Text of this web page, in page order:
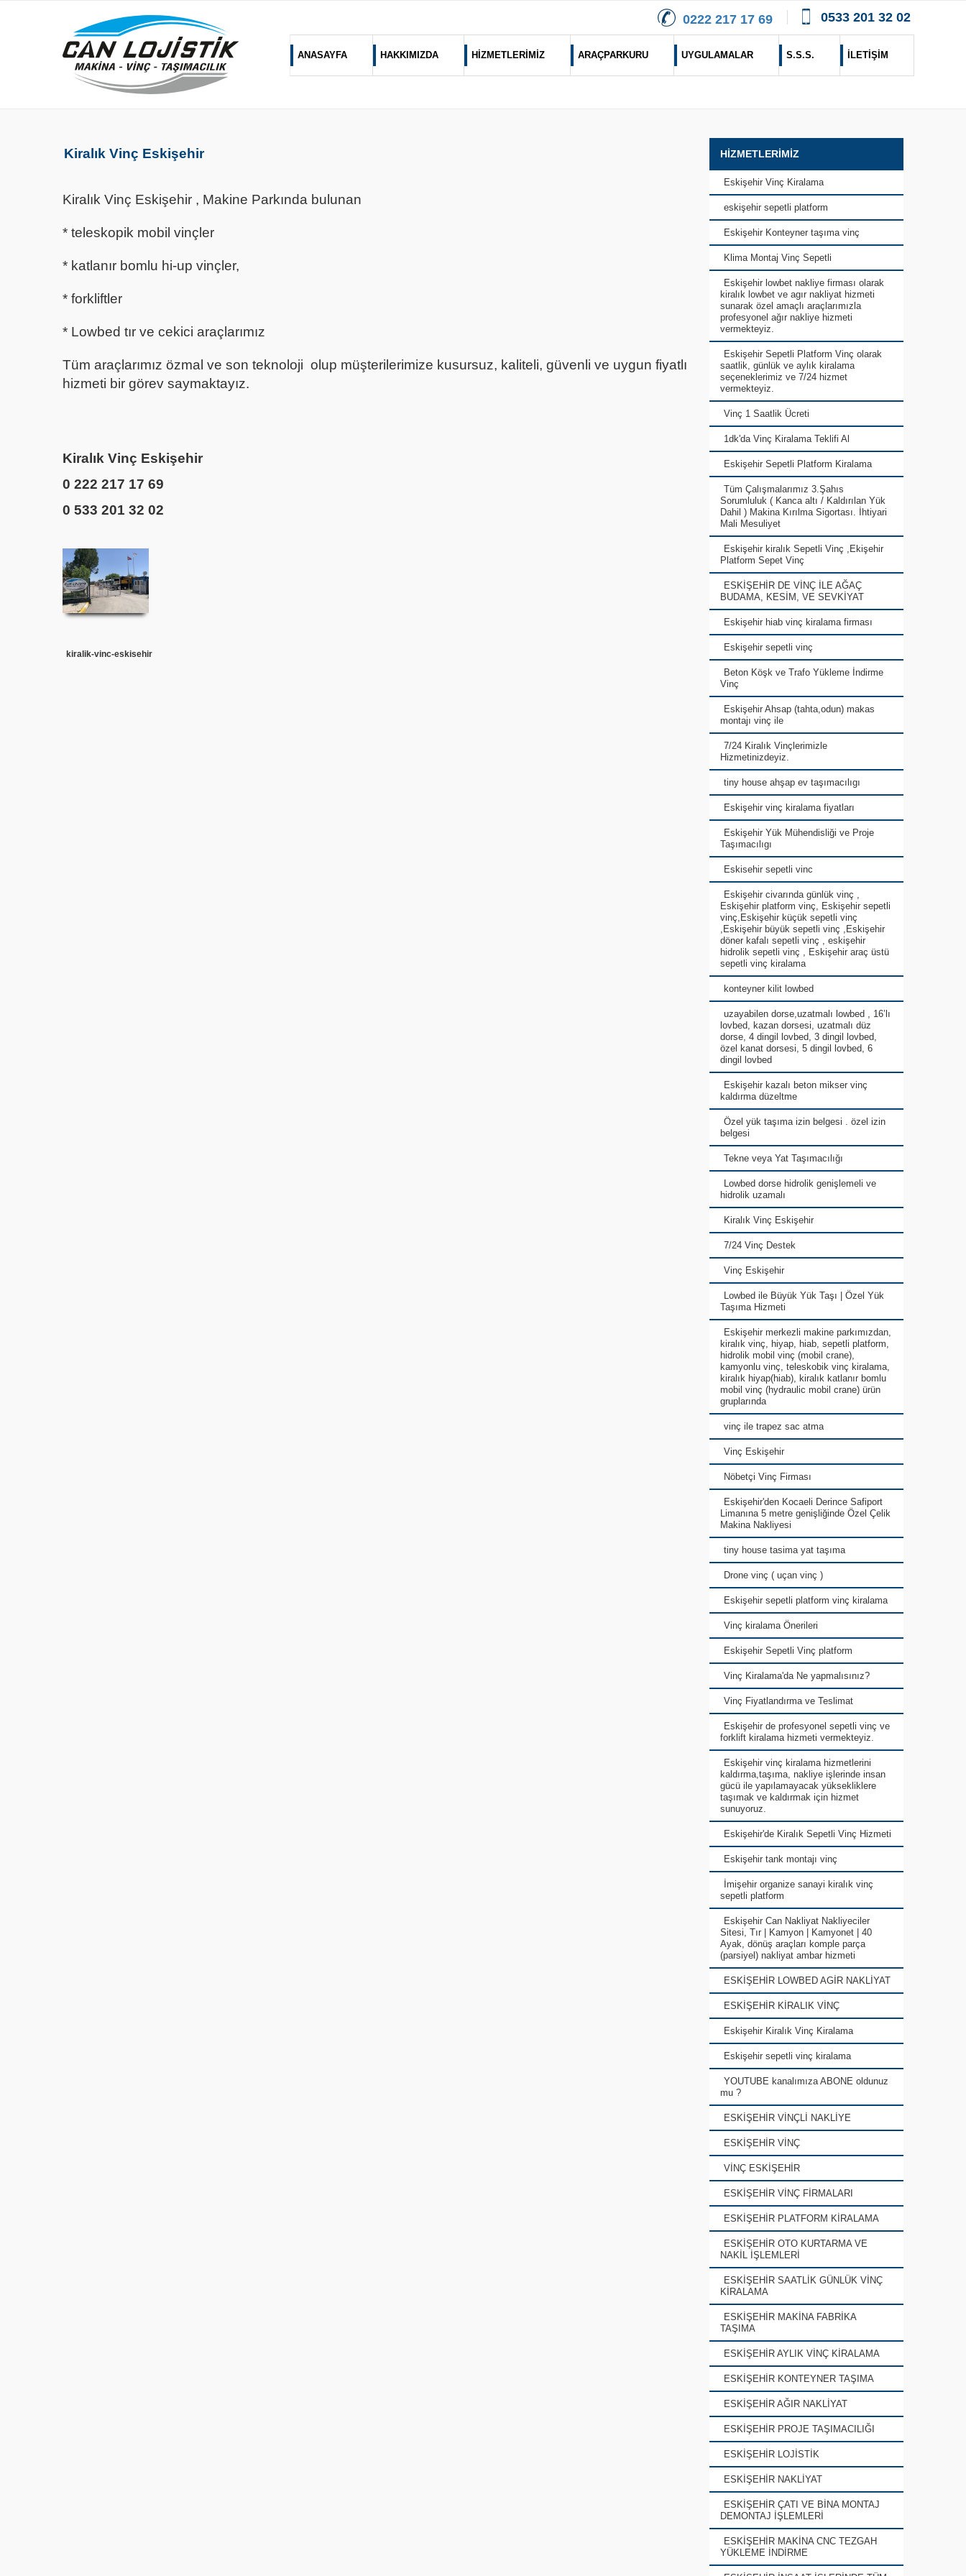
0533 201 32 02
0222 217 17 69
ANASAYFA HAKKIMIZDA HİZMETLERİMİZ ARAÇPARKURU UYGULAMALAR S.S.S. İLETİŞİM
Kiralık Vinç Eskişehir
Kiralık Vinç Eskişehir , Makine Parkında bulunan
* teleskopik mobil vinçler
* katlanır bomlu hi-up vinçler,
* forkliftler
* Lowbed tır ve cekici araçlarımız
Tüm araçlarımız özmal ve son teknoloji olup müşterilerimize kusursuz, kaliteli, güvenli ve uygun fiyatlı
hizmeti bir görev saymaktayız.
Kiralık Vinç Eskişehir
0 222 217 17 69
0 533 201 32 02
kiralik-vinc-eskisehir
HİZMETLERİMİZ
Eskişehir Vinç Kiralama
eskişehir sepetli platform
Eskişehir Konteyner taşıma vinç
Klima Montaj Vinç Sepetli
Eskişehir lowbet nakliye firması olarak
kiralık lowbet ve agır nakliyat hizmeti
sunarak özel amaçlı araçlarımızla
profesyonel ağır nakliye hizmeti
vermekteyiz.
Eskişehir Sepetli Platform Vinç olarak
saatlik, günlük ve aylık kiralama
seçeneklerimiz ve 7/24 hizmet
vermekteyiz.
Vinç 1 Saatlik Ücreti
1dk'da Vinç Kiralama Teklifi Al
Eskişehir Sepetli Platform Kiralama
Tüm Çalışmalarımız 3.Şahıs
Sorumluluk ( Kanca altı / Kaldırılan Yük
Dahil ) Makina Kırılma Sigortası. İhtiyari
Mali Mesuliyet
Eskişehir kiralık Sepetli Vinç ,Ekişehir
Platform Sepet Vinç
ESKİŞEHİR DE VİNÇ İLE AĞAÇ
BUDAMA, KESİM, VE SEVKİYAT
Eskişehir hiab vinç kiralama firması
Eskişehir sepetli vinç
Beton Köşk ve Trafo Yükleme İndirme
Vinç
Eskişehir Ahsap (tahta,odun) makas
montajı vinç ile
7/24 Kiralık Vinçlerimizle
Hizmetinizdeyiz.
tiny house ahşap ev taşımacılıgı
Eskişehir vinç kiralama fiyatları
Eskişehir Yük Mühendisliği ve Proje
Taşımacılıgı
Eskisehir sepetli vinc
Eskişehir civarında günlük vinç ,
Eskişehir platform vinç, Eskişehir sepetli
vinç,Eskişehir küçük sepetli vinç
,Eskişehir büyük sepetli vinç ,Eskişehir
döner kafalı sepetli vinç , eskişehir
hidrolik sepetli vinç , Eskişehir araç üstü
sepetli vinç kiralama
konteyner kilit lowbed
uzayabilen dorse,uzatmalı lowbed , 16’lı
lovbed, kazan dorsesi, uzatmalı düz
dorse, 4 dingil lovbed, 3 dingil lovbed,
özel kanat dorsesi, 5 dingil lovbed, 6
dingil lovbed
Eskişehir kazalı beton mikser vinç
kaldırma düzeltme
Özel yük taşıma izin belgesi . özel izin
belgesi
Tekne veya Yat Taşımacılığı
Lowbed dorse hidrolik genişlemeli ve
hidrolik uzamalı
Kiralık Vinç Eskişehir
7/24 Vinç Destek
Vinç Eskişehir
Lowbed ile Büyük Yük Taşı | Özel Yük
Taşıma Hizmeti
Eskişehir merkezli makine parkımızdan,
kiralık vinç, hiyap, hiab, sepetli platform,
hidrolik mobil vinç (mobil crane),
kamyonlu vinç, teleskobik vinç kiralama,
kiralık hiyap(hiab), kiralık katlanır bomlu
mobil vinç (hydraulic mobil crane) ürün
gruplarında
vinç ile trapez sac atma
Vinç Eskişehir
Nöbetçi Vinç Firması
Eskişehir'den Kocaeli Derince Safiport
Limanına 5 metre genişliğinde Özel Çelik
Makina Nakliyesi
tiny house tasima yat taşıma
Drone vinç ( uçan vinç )
Eskişehir sepetli platform vinç kiralama
Vinç kiralama Önerileri
Eskişehir Sepetli Vinç platform
Vinç Kiralama'da Ne yapmalısınız?
Vinç Fiyatlandırma ve Teslimat
Eskişehir de profesyonel sepetli vinç ve
forklift kiralama hizmeti vermekteyiz.
Eskişehir vinç kiralama hizmetlerini
kaldırma,taşıma, nakliye işlerinde insan
gücü ile yapılamayacak yüksekliklere
taşımak ve kaldırmak için hizmet
sunuyoruz.
Eskişehir'de Kiralık Sepetli Vinç Hizmeti
Eskişehir tank montajı vinç
İmişehir organize sanayi kiralık vinç
sepetli platform
Eskişehir Can Nakliyat Nakliyeciler
Sitesi, Tır | Kamyon | Kamyonet | 40
Ayak, dönüş araçları komple parça
(parsiyel) nakliyat ambar hizmeti
ESKİŞEHİR LOWBED AGİR NAKLİYAT
ESKİŞEHİR KİRALIK VİNÇ
Eskişehir Kiralık Vinç Kiralama
Eskişehir sepetli vinç kiralama
YOUTUBE kanalımıza ABONE oldunuz
mu ?
ESKİŞEHİR VİNÇLİ NAKLİYE
ESKİŞEHİR VİNÇ
VİNÇ ESKİŞEHİR
ESKİŞEHİR VİNÇ FİRMALARI
ESKİŞEHİR PLATFORM KİRALAMA
ESKİŞEHİR OTO KURTARMA VE
NAKİL İŞLEMLERİ
ESKİŞEHİR SAATLİK GÜNLÜK VİNÇ
KİRALAMA
ESKİŞEHİR MAKİNA FABRİKA
TAŞIMA
ESKİŞEHİR AYLIK VİNÇ KİRALAMA
ESKİŞEHİR KONTEYNER TAŞIMA
ESKİŞEHİR AĞIR NAKLİYAT
ESKİŞEHİR PROJE TAŞIMACILIĞI
ESKİŞEHİR LOJİSTİK
ESKİŞEHİR NAKLİYAT
ESKİŞEHİR ÇATI VE BİNA MONTAJ
DEMONTAJ İŞLEMLERİ
ESKİŞEHİR MAKİNA CNC TEZGAH
YÜKLEME İNDİRME